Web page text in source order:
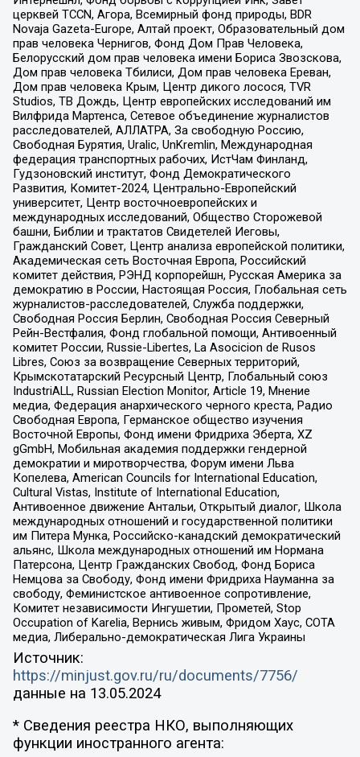
церквей TCCN, Агора, Всемирный фонд природы, BDR
Novaja Gazeta-Europe, Алтай проект, Образовательный дом
прав человека Чернигов, Фонд Дом Прав Человека,
Белорусский дом прав человека имени Бориса Звозскова,
Дом прав человека Тбилиси, Дом прав человека Ереван,
Дом прав человека Крым, Центр дикого лосося, TVR
Studios, ТВ Дождь, Центр европейских исследований им
Вилфрида Мартенса, Сетевое объединение журналистов
расследователей, АЛЛАТРА, За свободную Россию,
Свободная Бурятия, Uralic, UnKremlin, Международная
федерация транспортных рабочих, ИстЧам Финланд,
Гудзоновский институт, Фонд Демократического
Развития, Комитет-2024, Центрально-Европейский
университет, Центр восточноевропейских и
международных исследований, Общество Сторожевой
башни, Библии и трактатов Свидетелей Иеговы,
Гражданский Совет, Центр анализа европейской политики,
Академическая сеть Восточная Европа, Российский
комитет действия, РЭНД корпорейшн, Русская Америка за
демократию в России, Настоящая Россия, Глобальная сеть
журналистов-расследователей, Служба поддержки,
Свободная Россия Берлин, Свободная Россия Северный
Рейн-Вестфалия, Фонд глобальной помощи, Антивоенный
комитет России, Russie-Libertes, La Asocicion de Rusos
Libres, Союз за возвращение Северных территорий,
Крымскотатарский Ресурсный Центр, Глобальный союз
IndustriALL, Russian Election Monitor, Article 19, Мнение
медиа, Федерация анархического черного креста, Радио
Свободная Европа, Германское общество изучения
Восточной Европы, Фонд имени Фридриха Эберта, XZ
gGmbH, Мобильная академия поддержки гендерной
демократии и миротворчества, Форум имени Льва
Копелева, American Councils for International Education,
Cultural Vistas, Institute of International Education,
Антивоенное движение Антальи, Открытый диалог, Школа
международных отношений и государственной политики
им Питера Мунка, Российско-канадский демократический
альянс, Школа международных отношений им Нормана
Патерсона, Центр Гражданских Свобод, Фонд Бориса
Немцова за Свободу, Фонд имени Фридриха Науманна за
свободу, Феминистское антивоенное сопротивление,
Комитет независимости Ингушетии, Прометей, Stop
Occupation of Karelia, Вернись живым, Фридом Хаус, СОТА
медиа, Либерально-демократическая Лига Украины
Источник:
https://minjust.gov.ru/ru/documents/7756/
данные на 13.05.2024
* Сведения реестра НКО, выполняющих
функции иностранного агента: